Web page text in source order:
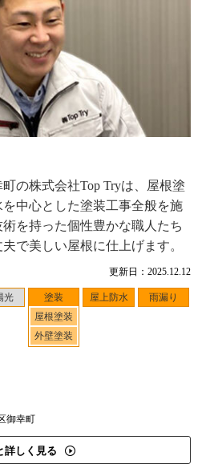
更新日：2025.12.12
光
塗装
屋根塗装
外壁塗装
屋上防水 雨漏り
御幸町
詳しく見る
の株式会社Top Tryは、屋根塗
中心とした塗装工事全般を施
を持った個性豊かな職人たち
で美しい屋根に仕上げます。